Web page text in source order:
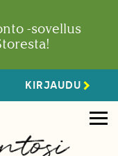
-sovellus
KIRJAUDU